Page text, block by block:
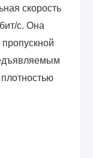
скорость
с. Она